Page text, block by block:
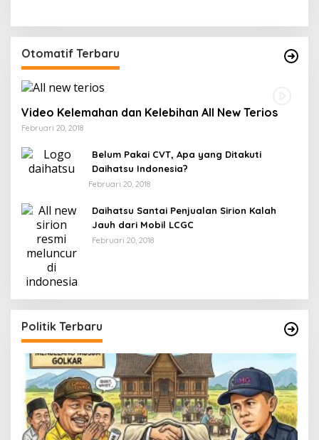
Otomatif Terbaru
Video Kelemahan dan Kelebihan All New Terios
Februari 20, 2018
Belum Pakai CVT, Apa yang Ditakuti
Daihatsu Indonesia?
Februari 20, 2018
Daihatsu Santai Penjualan Sirion Kalah
Jauh dari Mobil LCGC
Februari 20, 2018
Politik Terbaru